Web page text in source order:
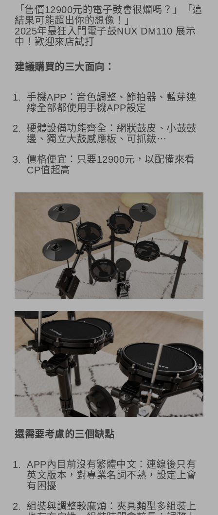
「售價12900元的電子鼓會很爛嗎？」「這
結果可能超出你的想像！」
2025年最狂入門電子鼓NUX DM110 展示
中！歡迎來店試打
建議購買的三大面向：
手機APP：音色調整、節拍器、藍芽連
線全部都使用手機APP設定
硬體設備功能齊全：網狀鼓皮、小鼓鼓
邊、獨立大鼓感應板、可抓鈸⋯
價格便宜：只要12900元，以配備來看
CP值超高
還需要考慮的三個缺點
APP內目前沒有繁體中文：連線後只有
英文版本，對專業名詞不熟，設定上會
有困擾
組裝與調整較麻煩：夾具類型多組裝上